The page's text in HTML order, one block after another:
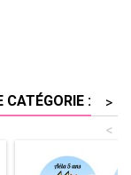
:
>
<